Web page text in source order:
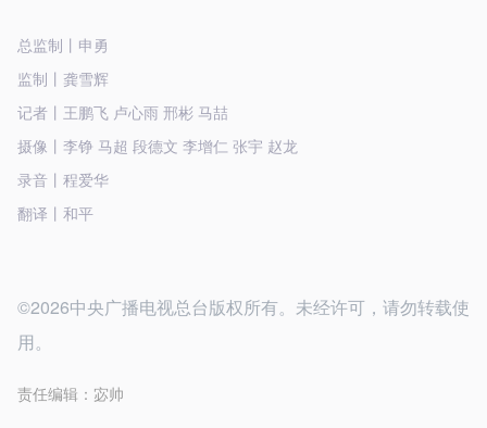
总监制丨申勇
监制丨龚雪辉
记者丨王鹏飞 卢心雨 邢彬 马喆
摄像丨李铮 马超 段德文 李增仁 张宇 赵龙
录音丨程爱华
翻译丨和平
©2026中央广播电视总台版权所有。未经许可，请勿转载使
用。
责任编辑： 宓帅